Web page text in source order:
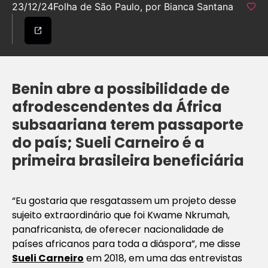
23/12/24Folha de São Paulo, por Bianca Santana
Benin abre a possibilidade de
afrodescendentes da África
subsaariana terem passaporte
do país; Sueli Carneiro é a
primeira brasileira beneficiária
“Eu gostaria que resgatassem um projeto desse
sujeito extraordinário que foi Kwame Nkrumah,
panafricanista, de oferecer nacionalidade de
países africanos para toda a diáspora”, me disse
Sueli Carneiro em 2018, em uma das entrevistas